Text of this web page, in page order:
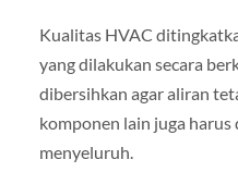
Kualitas HVAC
yang dilakukan secara
dibersihkan agar aliran
komponen lain juga harus
menyeluruh.